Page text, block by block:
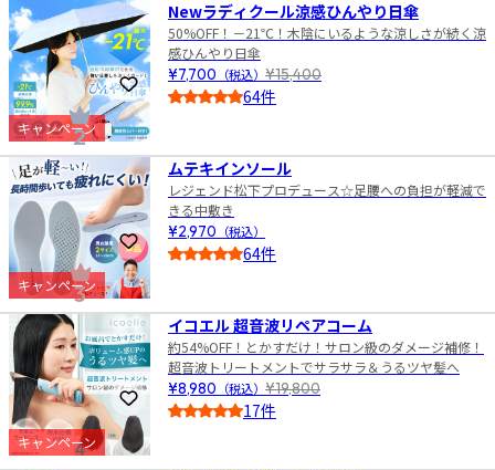
お気に入りに登録
キャンペーン
Newラディクール涼感ひんやり日傘
50%OFF！－21℃！木陰にいるような涼しさが続く涼
感ひんやり日傘
¥7,700 （税込） ¥15,400
64件
お気に入りに登録
キャンペーン
2
ムテキインソール
レジェンド松下プロデュース☆足腰への負担が軽減で
きる中敷き
¥2,970 （税込）
64件
お気に入りに登録
キャンペーン
3
イコエル 超音波リペアコーム
約54%OFF！とかすだけ！サロン級のダメージ補修！
超音波トリートメントでサラサラ＆うるツヤ髪へ
¥8,980 （税込） ¥19,800
17件
4